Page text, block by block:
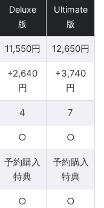
Deluxe
版
Ultimate
版
11,550円 12,650円
+2,640
円
+3,740
円
4 7
○ ○
予約購入
特典
予約購入
特典
○ ○